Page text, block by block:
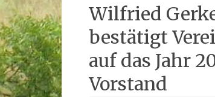
Wilfried
bestätigt
auf das Jahr
Vorstand